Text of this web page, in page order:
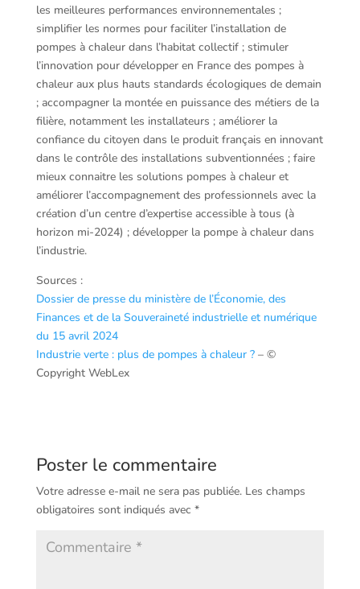
les meilleures performances environnementales ;
simplifier les normes pour faciliter l’installation de
pompes à chaleur dans l’habitat collectif ; stimuler
l’innovation pour développer en France des pompes à
chaleur aux plus hauts standards écologiques de demain
; accompagner la montée en puissance des métiers de la
filière, notamment les installateurs ; améliorer la
confiance du citoyen dans le produit français en innovant
dans le contrôle des installations subventionnées ; faire
mieux connaitre les solutions pompes à chaleur et
améliorer l’accompagnement des professionnels avec la
création d’un centre d’expertise accessible à tous (à
horizon mi-2024) ; développer la pompe à chaleur dans
l’industrie.
Sources :
Dossier de presse du ministère de l’Économie, des
Finances et de la Souveraineté industrielle et numérique
du 15 avril 2024
Industrie verte : plus de pompes à chaleur ?– ©
Copyright WebLex
Poster le commentaire
Votre adresse e-mail ne sera pas publiée. Les champs
obligatoires sont indiqués avec *